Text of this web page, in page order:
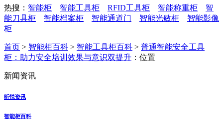
热搜： 智能柜 智能工具柜 RFID工具柜 智能称重柜
智
能刀具柜
智能档案柜 智能通道门 智能光敏柜
智能影像
柜
首页 > 智能柜百科 > 智能工具柜百科 > 普通智能安全工具
柜：助力安全培训效果与意识双提升 ：位置
新闻资讯
昕悦资讯
智能柜百科